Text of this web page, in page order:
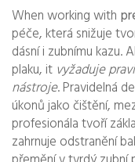
When working with
péče, která snižuje
dásní i zubnímu kazu.
plaku, it vyžaduje
nástroje.Pravidelná
úkonů jako čištění,
profesionálatvoří
zahrnuje odstranění